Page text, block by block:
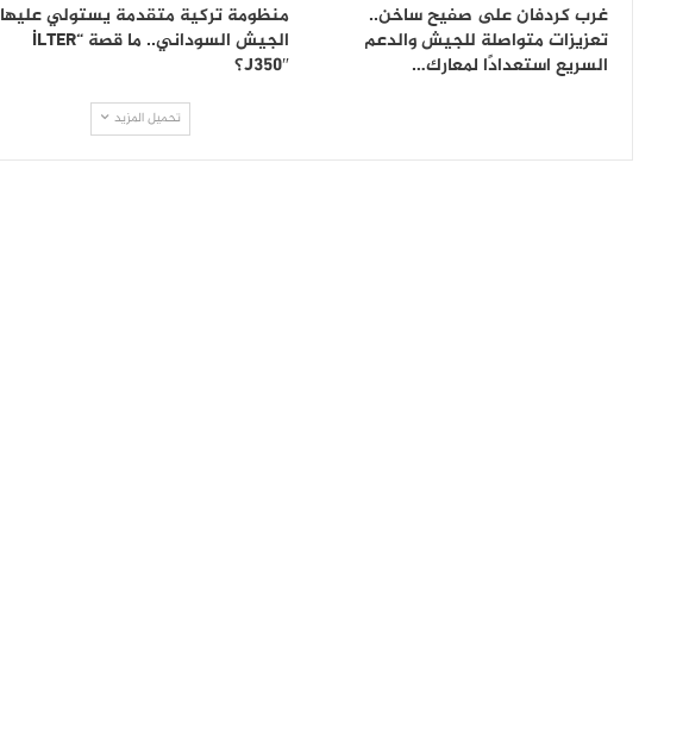
غرب كردفان على صفيح ساخن..
تعزيزات متواصلة للجيش والدعم
السريع استعدادًا لمعارك…
منظومة تركية متقدمة يستولي عليها
الجيش السوداني.. ما قصة “İLTER
J350″؟
تحميل المزيد